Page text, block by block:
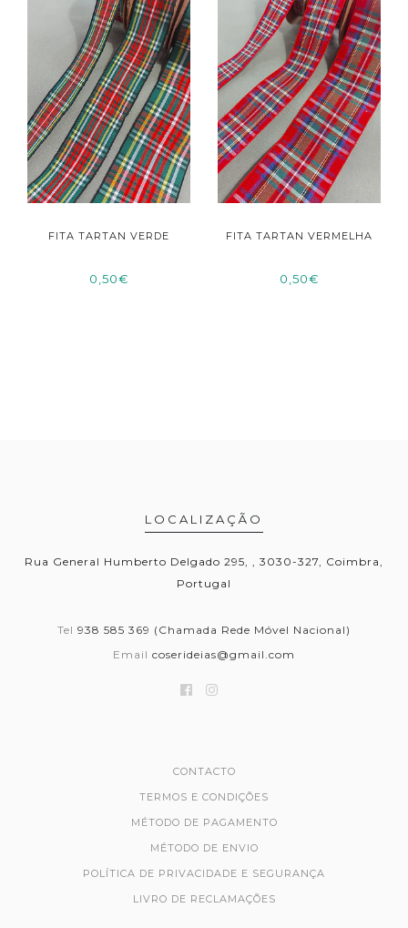
FITA TARTAN VERDE
0,50€
FITA TARTAN VERMELHA
0,50€
LOCALIZAÇÃO
Rua General Humberto Delgado 295, , 3030-327, Coimbra,
Portugal
Tel 938 585 369 (Chamada Rede Móvel Nacional)
Email coserideias@gmail.com
CONTACTO
TERMOS E CONDIÇÕES
MÉTODO DE PAGAMENTO
MÉTODO DE ENVIO
POLÍTICA DE PRIVACIDADE E SEGURANÇA
LIVRO DE RECLAMAÇÕES